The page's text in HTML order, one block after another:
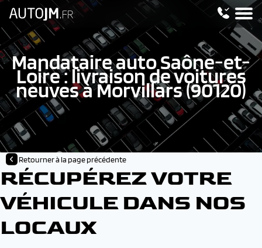
Mandataire auto Saône-et-
Loire : livraison de voitures
neuves à Morvillars (90120)
Retourner à la page précédente
RÉCUPÉREZ VOTRE
VÉHICULE DANS NOS
LOCAUX